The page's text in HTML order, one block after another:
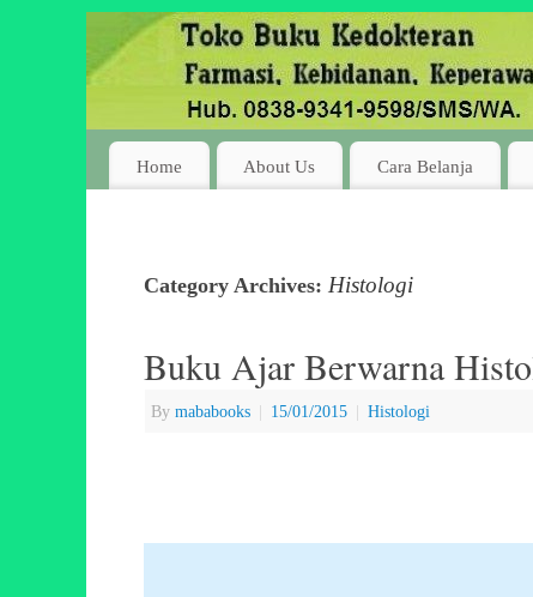
Home About Us Cara Belanja
Category Archives: Histologi
Buku Ajar Berwarna
By mababooks | 15/01/2015 | Histologi